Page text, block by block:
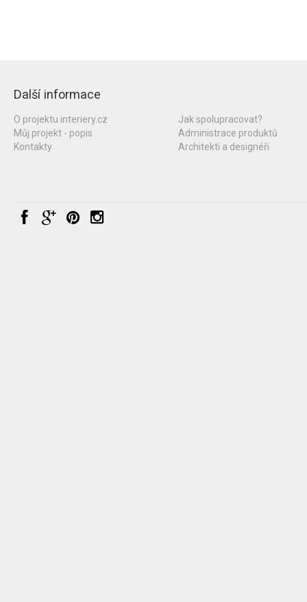
Další informace
O projektu interiery.cz
Můj projekt - popis
Kontakty
Jak spolupracovat?
Administrace produktů
Architekti a designéři